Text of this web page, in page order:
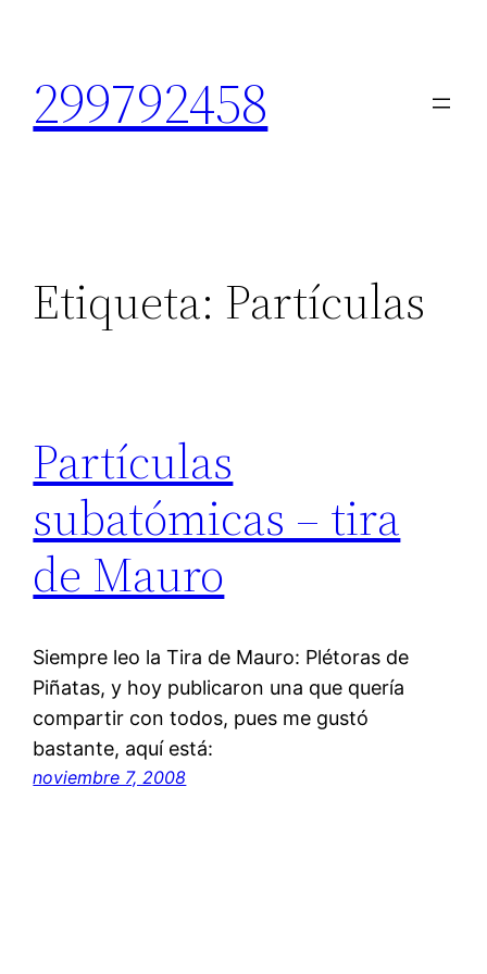
contenido
299792458
Etiqueta: Partículas
Partículas
subatómicas – tira
de Mauro
Siempre leo la Tira de Mauro: Plétoras de
Piñatas, y hoy publicaron una que quería
compartir con todos, pues me gustó
bastante, aquí está:
noviembre 7, 2008